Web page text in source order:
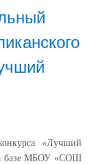
«Лучший
базе МБОУ «СОШ